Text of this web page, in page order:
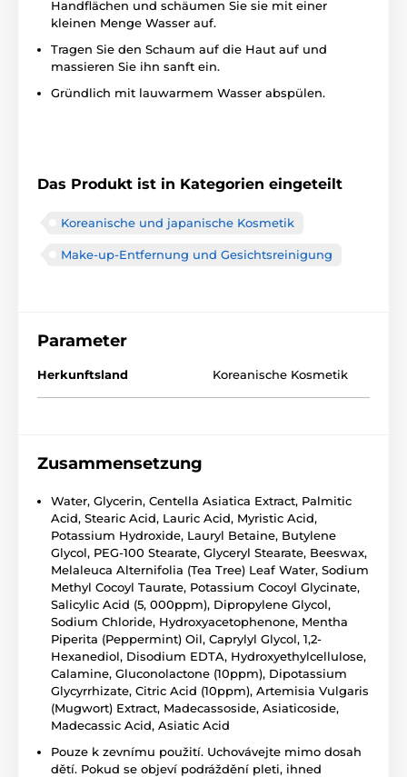
Handflächen und schäumen Sie sie mit einer
kleinen Menge Wasser auf.
Tragen Sie den Schaum auf die Haut auf und
massieren Sie ihn sanft ein.
Gründlich mit lauwarmem Wasser abspülen.
Das Produkt ist in Kategorien eingeteilt
Koreanische und japanische Kosmetik
Make-up-Entfernung und Gesichtsreinigung
Parameter
Herkunftsland Koreanische Kosmetik
Zusammensetzung
Water, Glycerin, Centella Asiatica Extract, Palmitic
Acid, Stearic Acid, Lauric Acid, Myristic Acid,
Potassium Hydroxide, Lauryl Betaine, Butylene
Glycol, PEG-100 Stearate, Glyceryl Stearate, Beeswax,
Melaleuca Alternifolia (Tea Tree) Leaf Water, Sodium
Methyl Cocoyl Taurate, Potassium Cocoyl Glycinate,
Salicylic Acid (5, 000ppm), Dipropylene Glycol,
Sodium Chloride, Hydroxyacetophenone, Mentha
Piperita (Peppermint) Oil, Caprylyl Glycol, 1,2-
Hexanediol, Disodium EDTA, Hydroxyethylcellulose,
Calamine, Gluconolactone (10ppm), Dipotassium
Glycyrrhizate, Citric Acid (10ppm), Artemisia Vulgaris
(Mugwort) Extract, Madecassoside, Asiaticoside,
Madecassic Acid, Asiatic Acid
Pouze k zevnímu použití. Uchovávejte mimo dosah
dětí. Pokud se objeví podráždění pleti, ihned